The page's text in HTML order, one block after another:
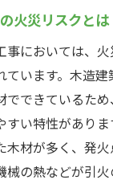
方
の際に確認すべ
フォーマンスの
の信頼性と口コ
加入前に確認す
火災リスクとは
事においては、
います。木造建
でできているた
すい特性があり
材が多く、発火
械の熱などが引